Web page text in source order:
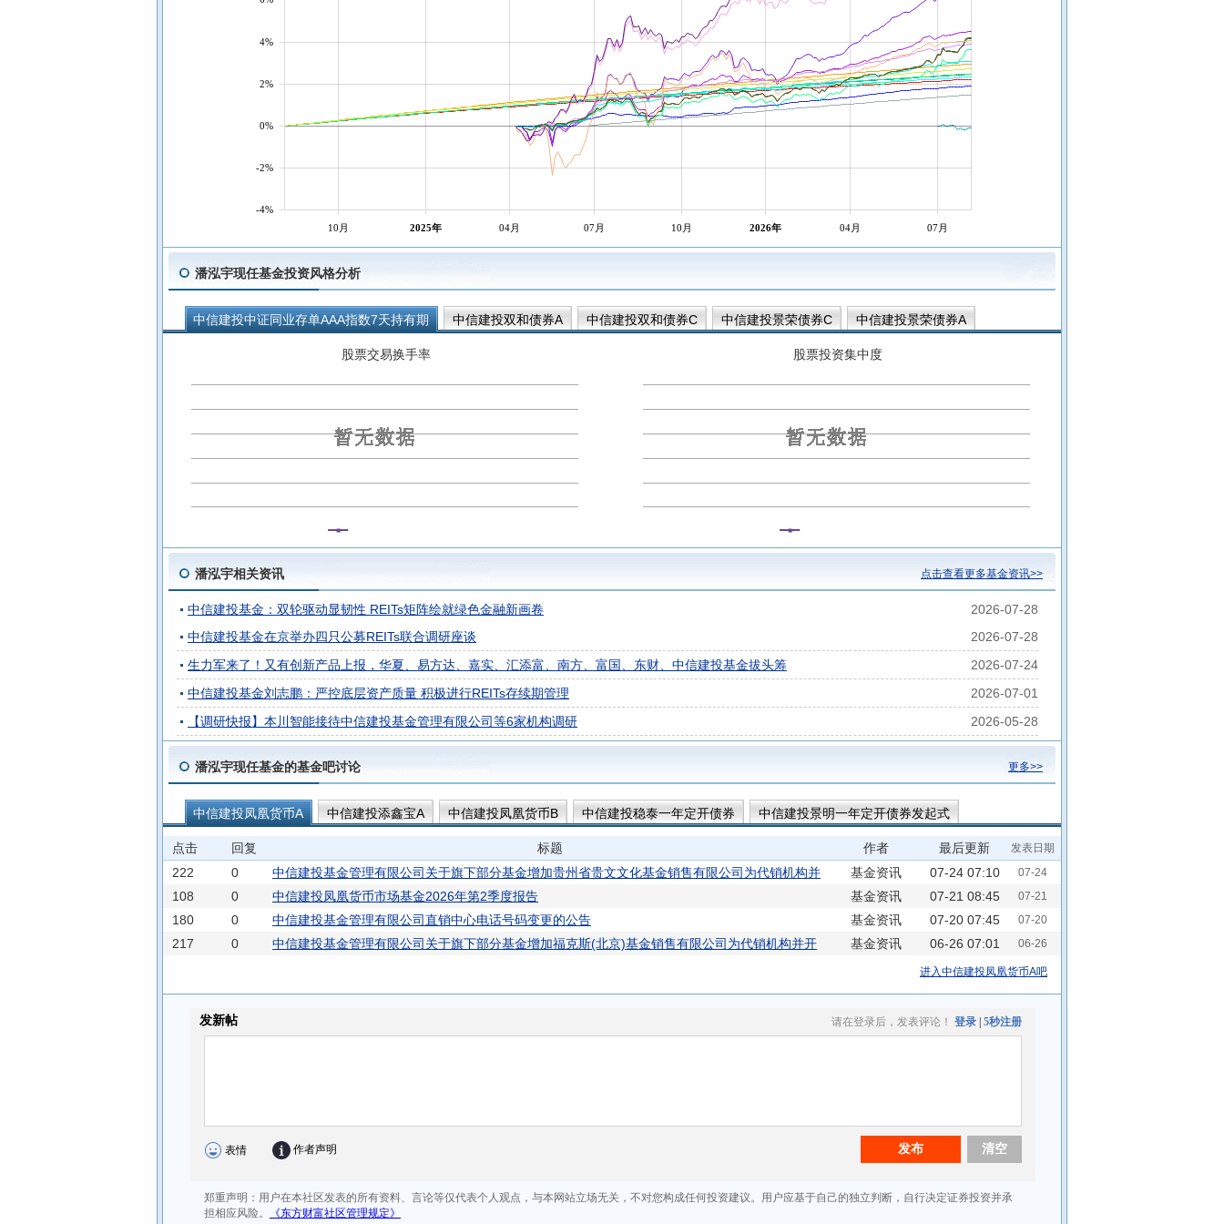
10月 2025年 04月 07月 10月 2026年 04月 07月
-4%
-2%
0%
2%
4%
潘泓宇现任基金投资风格分析
中信建投中证同业存单AAA指数7天持有期 中信建投双和债券A 中信建投双和债券C 中信建投景荣债券C
中信建投景荣债券A
中信建投景润3个月定开债券D
中信建投景润3个月定开债A 中信建投凤凰货币D
中信建投景和中短债A
股票交易换手率 股票投资集中度
潘泓宇相关资讯 点击查看更多基金资讯>>
中信建投基金：双轮驱动显韧性 REITs矩阵绘就绿色金融新画卷
2026-07-28
中信建投基金在京举办四只公募REITs联合调研座谈
2026-07-28
生力军来了！又有创新产品上报，华夏、易方达、嘉实、汇添富、南方、富国、东财、中信建投基金拔头筹
2026-07-24
中信建投基金刘志鹏：严控底层资产质量 积极进行REITs存续期管理
2026-07-01
【调研快报】本川智能接待中信建投基金管理有限公司等6家机构调研
2026-05-28
潘泓宇现任基金的基金吧讨论 更多>>
中信建投凤凰货币A 中信建投添鑫宝A 中信建投凤凰货币B 中信建投稳泰一年定开债券
中信建投景明一年定开债券发起式
中信建投中证同业存单AAA指数7天持有期
中信建投添鑫宝C
中信建投双鑫债券C
中信建投双鑫债券A
中信建投景和中短债A 中信建投景和中短债C 中信建投凤凰货币D
中信建投景润3个月定开债C
中信建投景润3个月定开债A
中信建投景润3个月定开债券D
中信建投双和债券A
中信建投双和债券C
点击 回复 标题 作者 最后更新 发表日期
222 0
中信建投基金管理有限公司关于旗下部分基金增加贵州省贵文文化基金销售有限公司为代销机构并
开通
基金资讯 07-24 07:10 07-24
108 0 中信建投凤凰货币市场基金2026年第2季度报告 基金资讯 07-21 08:45 07-21
180 0 中信建投基金管理有限公司直销中心电话号码变更的公告 基金资讯 07-20 07:45 07-20
217 0
中信建投基金管理有限公司关于旗下部分基金增加福克斯(北京)基金销售有限公司为代销机构并开
基金资讯 06-26 07:01 06-26
进入中信建投凤凰货币A吧